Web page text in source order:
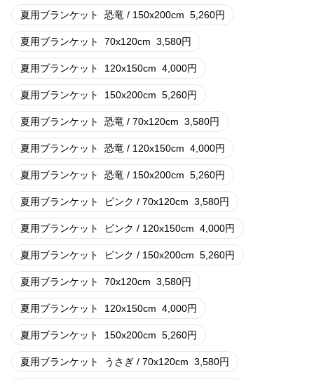
夏用ブランケット 恐竜 / 150x200cm 5,260円
夏用ブランケット 70x120cm 3,580円
夏用ブランケット 120x150cm 4,000円
夏用ブランケット 150x200cm 5,260円
夏用ブランケット 恐竜 / 70x120cm 3,580円
夏用ブランケット 恐竜 / 120x150cm 4,000円
夏用ブランケット 恐竜 / 150x200cm 5,260円
夏用ブランケット ピンク / 70x120cm 3,580円
夏用ブランケット ピンク / 120x150cm 4,000円
夏用ブランケット ピンク / 150x200cm 5,260円
夏用ブランケット 70x120cm 3,580円
夏用ブランケット 120x150cm 4,000円
夏用ブランケット 150x200cm 5,260円
夏用ブランケット うさぎ / 70x120cm 3,580円